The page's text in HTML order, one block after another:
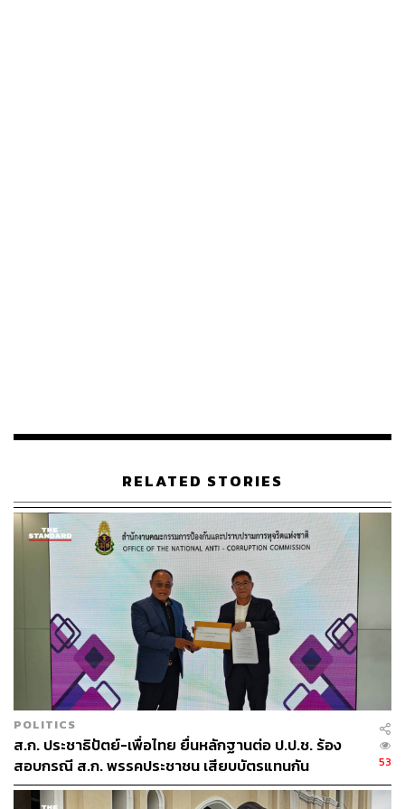
RELATED STORIES
POLITICS
ส.ก. ประชาธิปัตย์-เพื่อไทย ยื่นหลักฐานต่อ ป.ป.ช. ร้อง
สอบกรณี ส.ก. พรรคประชาชน เสียบบัตรแทนกัน
53